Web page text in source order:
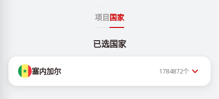
项目国家
已选国家
塞内加尔 1784872个